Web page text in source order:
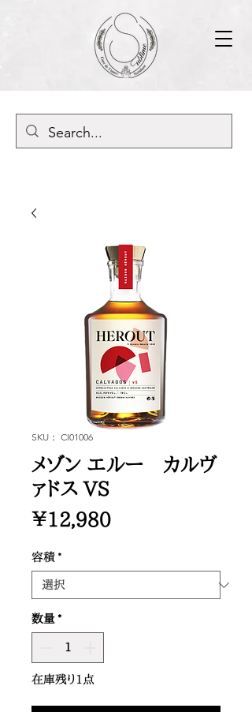
SKU： CI01006
メゾン エルー カルヴ
ァドス VS
￥12,980価
容積 *
数量 *
在庫残り1点